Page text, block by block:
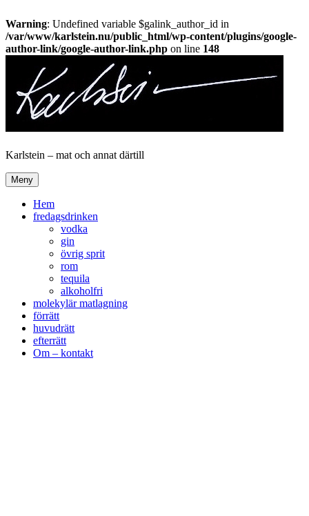
Warning: Undefined variable $galink_author_id in
/var/www/karlstein.nu/public_html/wp-content/plugins/google-
author-link/google-author-link.php on line 148
innehåll
Karlstein – mat och annat därtill
Meny
Hem
fredagsdrinken
vodka
gin
övrig sprit
rom
tequila
alkoholfri
molekylär matlagning
förrätt
huvudrätt
efterrätt
Om – kontakt